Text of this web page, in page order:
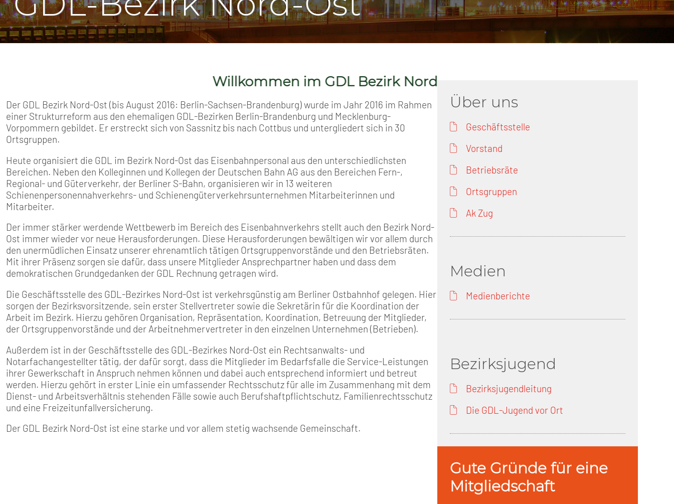
Positionen
Geschichte
Nord
Nord-Ost
Süd-West
Events & Termine
GDL-Jugend Winter (Ski-Meisterschaft)
Arbeitskreis Seniorenpolitik
TARIF
Schichtarbeit
Job-Ticket (DB AG)
Erhöhung des Entgeltes - Mehr als nur Plus (DB AG)
Berufshaftpflicht
Berufsrechtsschutz
Freizeit- und Unfallversicherung
Ratgeber & Downloads
Versichertenberater
Mitgliedsbeiträge
PRESSE
Willkommen im GDL Bezirk Nord-Ost
Der GDL Bezirk Nord-Ost (bis August 2016: Berlin-Sachsen-Brandenburg) wurde im Jahr 2016 im Rahmen
einer Strukturreform aus den ehemaligen GDL-Bezirken Berlin-Brandenburg und Mecklenburg-
Vorpommern gebildet. Er erstreckt sich von Sassnitz bis nach Cottbus und untergliedert sich in 30
Ortsgruppen.
Heute organisiert die GDL im Bezirk Nord-Ost das Eisenbahnpersonal aus den unterschiedlichsten
Bereichen. Neben den Kolleginnen und Kollegen der Deutschen Bahn AG aus den Bereichen Fern-,
Regional- und Güterverkehr, der Berliner S-Bahn, organisieren wir in 13 weiteren
Schienenpersonennahverkehrs- und Schienengüterverkehrsunternehmen Mitarbeiterinnen und
Mitarbeiter.
Der immer stärker werdende Wettbewerb im Bereich des Eisenbahnverkehrs stellt auch den Bezirk Nord-
Ost immer wieder vor neue Herausforderungen. Diese Herausforderungen bewältigen wir vor allem durch
den unermüdlichen Einsatz unserer ehrenamtlich tätigen Ortsgruppenvorstände und den Betriebsräten.
Mit ihrer Präsenz sorgen sie dafür, dass unsere Mitglieder Ansprechpartner haben und dass dem
demokratischen Grundgedanken der GDL Rechnung getragen wird.
Die Geschäftsstelle des GDL-Bezirkes Nord-Ost ist verkehrsgünstig am Berliner Ostbahnhof gelegen. Hier
sorgen der Bezirksvorsitzende, sein erster Stellvertreter sowie die Sekretärin für die Koordination der
Arbeit im Bezirk. Hierzu gehören Organisation, Repräsentation, Koordination, Betreuung der Mitglieder,
der Ortsgruppenvorstände und der Arbeitnehmervertreter in den einzelnen Unternehmen (Betrieben).
Außerdem ist in der Geschäftsstelle des GDL-Bezirkes Nord-Ost ein Rechtsanwalts- und
Notarfachangestellter tätig, der dafür sorgt, dass die Mitglieder im Bedarfsfalle die Service-Leistungen
ihrer Gewerkschaft in Anspruch nehmen können und dabei auch entsprechend informiert und betreut
werden. Hierzu gehört in erster Linie ein umfassender Rechtsschutz für alle im Zusammenhang mit dem
Dienst- und Arbeitsverhältnis stehenden Fälle sowie auch Berufshaftpflichtschutz, Familienrechtsschutz
und eine Freizeitunfallversicherung.
Der GDL Bezirk Nord-Ost ist eine starke und vor allem stetig wachsende Gemeinschaft.
Über uns
Geschäftsstelle
Vorstand
Betriebsräte
Ortsgruppen
Ak Zug
Medien
Medienberichte
Bezirksjugend
Bezirksjugendleitung
Die GDL-Jugend vor Ort
Gute Gründe für eine
Mitgliedschaft